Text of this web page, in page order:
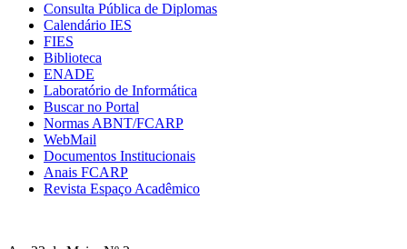
Consulta Pública de Diplomas
Calendário IES
FIES
Biblioteca
ENADE
Laboratório de Informática
Buscar no Portal
Normas ABNT/FCARP
WebMail
Documentos Institucionais
Anais FCARP
Revista Espaço Acadêmico